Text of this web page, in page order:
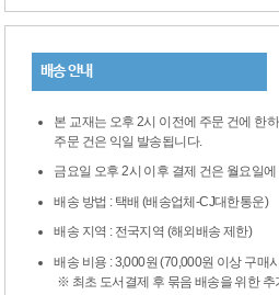
배송 안내
본 교재는 오후 2시 이전에 주문 건에 한
주문 건은 익일 발송됩니다.
금요일 오후 2시 이후 결제 건은 월요일
배송 방법 : 택배 (배송업체-CJ대한통운)
배송 지역 : 전국지역 (해외배송 제한)
배송 비용 : 3,000원 (70,000원 이상 구매
※ 최초 도서결제 후 묶음 배송을 위한 추